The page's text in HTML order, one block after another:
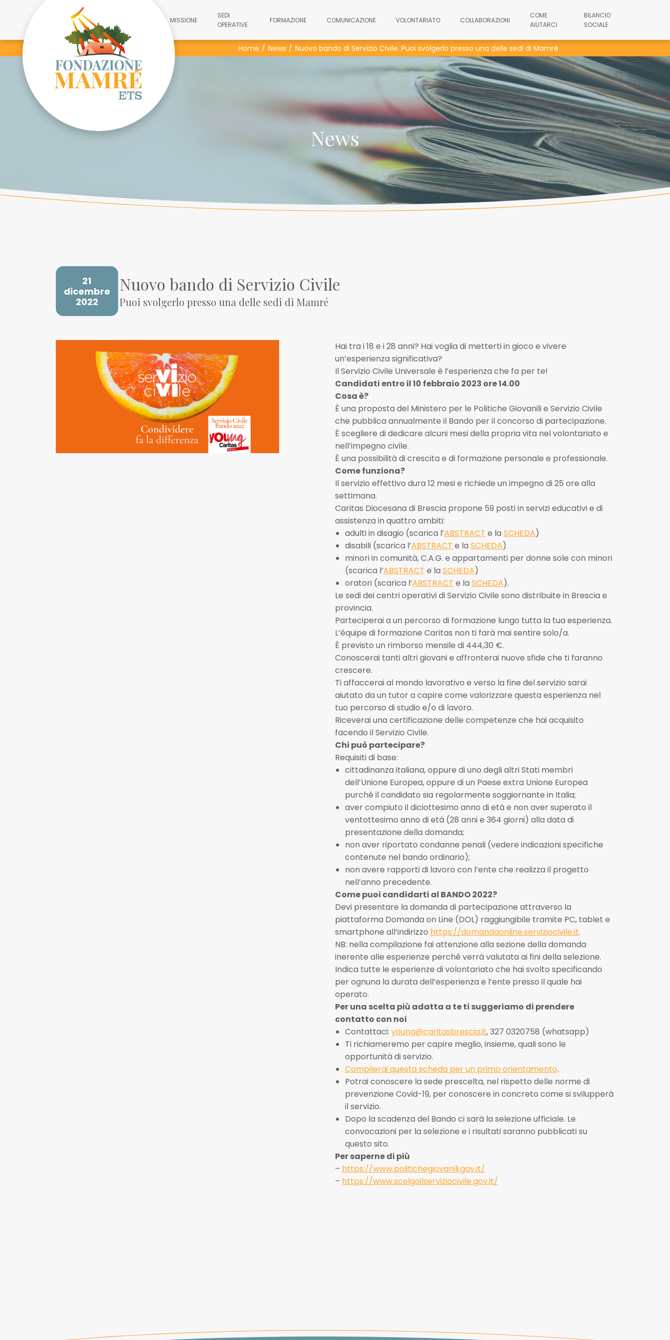
MISSIONE
SEDI
OPERATIVE
FORMAZIONE COMUNICAZIONE VOLONTARIATO COLLABORAZIONI
COME
AIUTARCI
BILANCIO
SOCIALE
Home News Nuovo bando di Servizio Civile. Puoi svolgerlo presso una delle sedi di Mamré
News
21
dicembre
2022
Nuovo bando di Servizio Civile
Puoi svolgerlo presso una delle sedi di Mamré
Hai tra i 18 e i 28 anni? Hai voglia di metterti in gioco e vivere
un’esperienza significativa?
Il Servizio Civile Universale è l’esperienza che fa per te!
Candidati entro il 10 febbraio 2023 ore 14.00
Cosa è?
È una proposta del Ministero per le Politiche Giovanili e Servizio Civile
che pubblica annualmente il Bando per il concorso di partecipazione.
È scegliere di dedicare alcuni mesi della propria vita nel volontariato e
nell’impegno civile.
È una possibilità di crescita e di formazione personale e professionale.
Come funziona?
Il servizio effettivo dura 12 mesi e richiede un impegno di 25 ore alla
settimana.
Caritas Diocesana di Brescia propone 59 posti in servizi educativi e di
assistenza in quattro ambiti:
adulti in disagio (scarica l’ABSTRACT e la SCHEDA)
disabili (scarica l’ABSTRACT e la SCHEDA)
minori in comunità, C.A.G. e appartamenti per donne sole con minori
(scarica l’ABSTRACT e la SCHEDA)
oratori (scarica l’ABSTRACT e la SCHEDA).
Le sedi dei centri operativi di Servizio Civile sono distribuite in Brescia e
provincia.
Parteciperai a un percorso di formazione lungo tutta la tua esperienza.
L’équipe di formazione Caritas non ti farà mai sentire solo/a.
È previsto un rimborso mensile di 444,30 €.
Conoscerai tanti altri giovani e affronterai nuove sfide che ti faranno
crescere.
Ti affaccerai al mondo lavorativo e verso la fine del servizio sarai
aiutato da un tutor a capire come valorizzare questa esperienza nel
tuo percorso di studio e/o di lavoro.
Riceverai una certificazione delle competenze che hai acquisito
facendo il Servizio Civile.
Chi può partecipare?
Requisiti di base:
cittadinanza italiana, oppure di uno degli altri Stati membri
dell’Unione Europea, oppure di un Paese extra Unione Europea
purché il candidato sia regolarmente soggiornante in Italia;
aver compiuto il diciottesimo anno di età e non aver superato il
ventottesimo anno di età (28 anni e 364 giorni) alla data di
presentazione della domanda;
non aver riportato condanne penali (vedere indicazioni specifiche
contenute nel bando ordinario);
non avere rapporti di lavoro con l’ente che realizza il progetto
nell’anno precedente.
Come puoi candidarti al BANDO 2022?
Devi presentare la domanda di partecipazione attraverso la
piattaforma Domanda on Line (DOL) raggiungibile tramite PC, tablet e
smartphone all’indirizzo https://domandaonline.serviziocivile.it.
NB: nella compilazione fai attenzione alla sezione della domanda
inerente alle esperienze perché verrà valutata ai fini della selezione.
Indica tutte le esperienze di volontariato che hai svolto specificando
per ognuna la durata dell’esperienza e l’ente presso il quale hai
operato.
Per una scelta più adatta a te ti suggeriamo di prendere
contatto con noi
Contattaci: young@caritasbrescia.it, 327 0320758 (whatsapp)
Ti richiameremo per capire meglio, insieme, quali sono le
opportunità di servizio.
Compilerai questa scheda per un primo orientamento.
Potrai conoscere la sede prescelta, nel rispetto delle norme di
prevenzione Covid-19, per conoscere in concreto come si svilupperà
il servizio.
Dopo la scadenza del Bando ci sarà la selezione ufficiale. Le
convocazioni per la selezione e i risultati saranno pubblicati su
questo sito.
Per saperne di più
– https://www.politichegiovanili.gov.it/
– https://www.scelgoilserviziocivile.gov.it/